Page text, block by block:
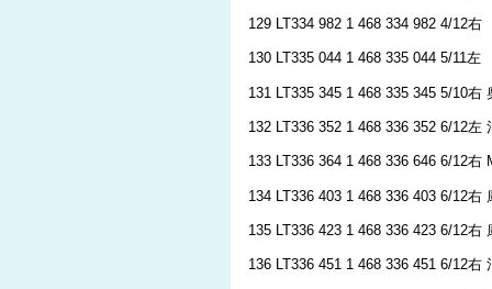
129 LT334 982 1 468 334 982 4/12右
130 LT335 044 1 468 335 044 5/11左
131 LT335 345 1 468 335 345 5/10右
132 LT336 352 1 468 336 352 6/12左
133 LT336 364 1 468 336 646 6/12右
134 LT336 403 1 468 336 403 6/12右
135 LT336 423 1 468 336 423 6/12右
136 LT336 451 1 468 336 451 6/12右